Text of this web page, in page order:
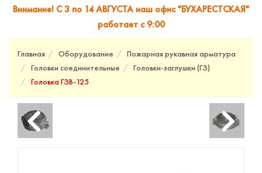
Внимание! С 3 по 14 АВГУСТА наш офис "БУХАРЕСТСКАЯ"
работает с 9:00
Главная Оборудование
Пожарная рукавная арматура
Головки соединительные
Головки-заглушки (ГЗ)
Головка ГЗВ-125